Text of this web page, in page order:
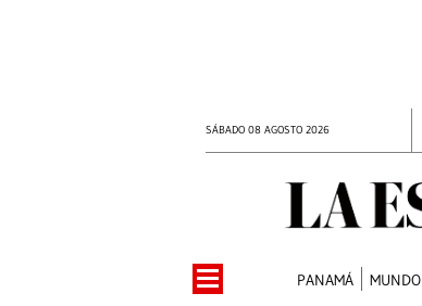
SÁBADO 08 AGOSTO 2026
PANAMÁ MUNDO